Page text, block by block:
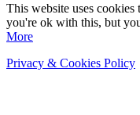
This website uses
you're ok with this, but
More
Privacy & Cookies Policy